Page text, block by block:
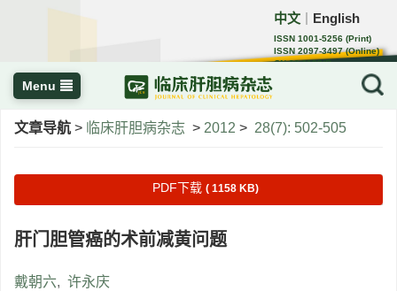
中文 English
ISSN 1001-5256 (Print)
ISSN 2097-3497 (Online)
CN 22-1108/R
Menu
文章导航 > 临床肝胆病杂志 > 2012 > 28(7): 502-505
PDF下载 ( 1158 KB)
肝门胆管癌的术前减黄问题
戴朝六, 许永庆